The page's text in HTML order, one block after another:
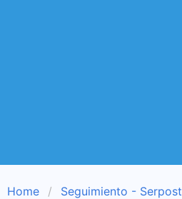
Home
Seguimiento - Serpost